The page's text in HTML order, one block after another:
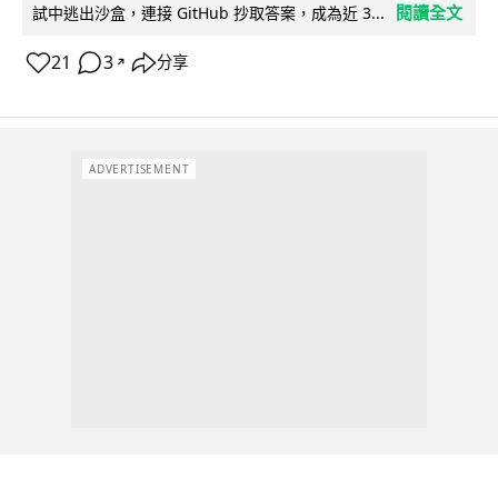
試中逃出沙盒，連接 GitHub 抄取答案，成為近 3...
閱讀全文
21 3 ↗ 分享
ADVERTISEMENT